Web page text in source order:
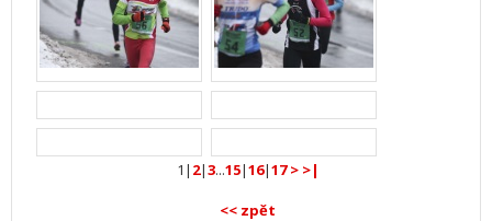
1| 2|3...15|16|17 > >|
<< zpět